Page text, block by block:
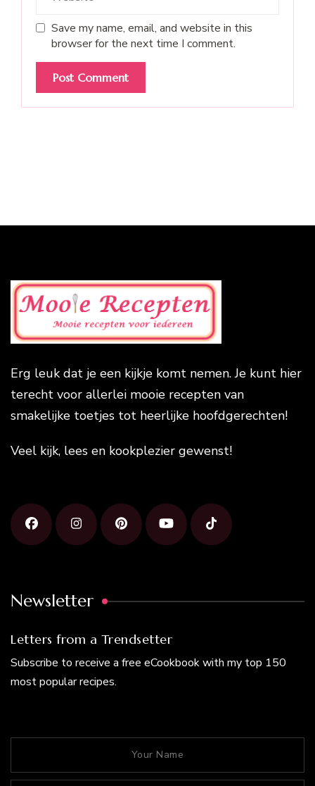
Save my name, email, and website in this
browser for the next time I comment.
Erg leuk dat je een kijkje komt nemen. Je kunt hier
terecht voor allerlei mooie recepten van
smakelijke toetjes tot heerlijke hoofdgerechten!
Veel kijk, lees en kookplezier gewenst!
Newsletter
Letters from a Trendsetter
Subscribe to receive a free eCookbook with my top 150
most popular recipes.